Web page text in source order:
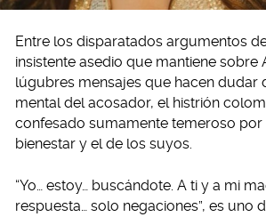
Entre los disparatados argumentos
insistente asedio que mantiene sobre
lúgubres mensajes que hacen dudar
mental del acosador, el histrión
confesado sumamente temeroso por
bienestar y el de los suyos.
“Yo… estoy… buscándote. A ti y a mi
respuesta… solo negaciones”, es uno